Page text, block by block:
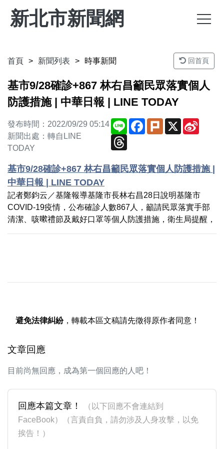
新北市新聞網
首頁 新聞列表 時事新聞 回首頁
基市9/28確診+867 林右昌籲民眾落實個人
防護措施 | 中華日報 | LINE TODAY
發布時間：2022/09/29 05:14
新聞出處：轉自LINE
TODAY
Line Facebook
PlurkX
Sina
Threads
基市9/28確診+867 林右昌籲民眾落實個人防護措施 |
中華日報 | LINE TODAY
記者鄭鈞云／基隆報導基隆市長林右昌28日說明基隆市
COVID-19疫情，公布確診人數867人，籲請民眾落實手部
清潔、咳嗽禮節及戴好口罩等個人防護措施，衛生局提醒，
避免法律糾紛，轉載本區文稿請先徵得原作者同意！
文章回應
目前尚無回應，成為第一個回應的人吧！
回應本篇文章！
（以下回應不會連結到
FaceBook）（言責自負，請勿涉及人身攻擊，以免
挨告！）